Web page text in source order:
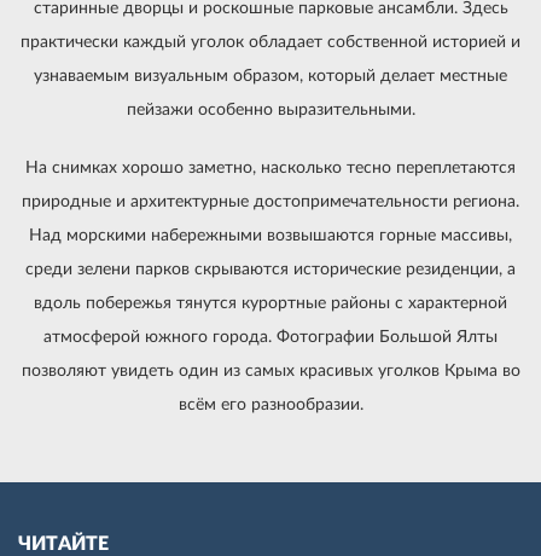
старинные дворцы и роскошные парковые ансамбли. Здесь
практически каждый уголок обладает собственной историей и
узнаваемым визуальным образом, который делает местные
пейзажи особенно выразительными.
На снимках хорошо заметно, насколько тесно переплетаются
природные и архитектурные достопримечательности региона.
Над морскими набережными возвышаются горные массивы,
среди зелени парков скрываются исторические резиденции, а
вдоль побережья тянутся курортные районы с характерной
атмосферой южного города. Фотографии Большой Ялты
позволяют увидеть один из самых красивых уголков Крыма во
всём его разнообразии.
ЧИТАЙТЕ